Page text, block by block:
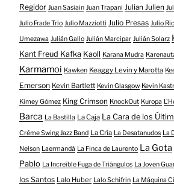
Regidor Juan Sasiain Juan Trapani Julian Julien
Julio Frade Trio Julio Mazziotti Julio Presas Julio
Umezawa Julián Gallo Julián Marcipar Julián Solarz
Kant Freud Kafka Kaoll Karana Mudra
Karmamoi Kawken Keaggy Levin y Marotta
Emerson Kevin Bartlett Kevin Glasgow Kevin
Kimey Gómez King Crimson KnockOut Kuropa
Barca La Bastilla La Caja La Cara de los
Créme Swing Jazz Band La Cría La Desatanudos La
Nelson Laermandá La Finca de Laurento La Gota
Pablo La Increíble Fuga de Triángulos La Joven
los Santos Lalo Huber Lalo Schifrin La Máquina